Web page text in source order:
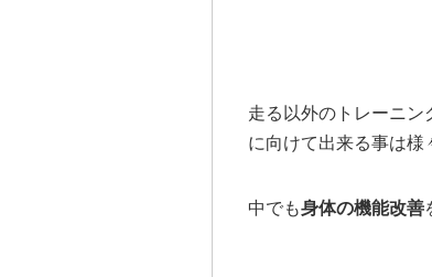
走る以外のトレーニ
に向けて出来る事は様
中でも身体の機能改善